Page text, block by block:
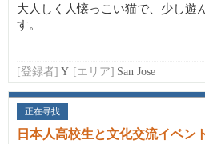
大人しく人懐っこい猫で、少し遊
す。
[登録者] Y [エリア] San Jose
正在寻找
日本人高校生と文化交流イベン